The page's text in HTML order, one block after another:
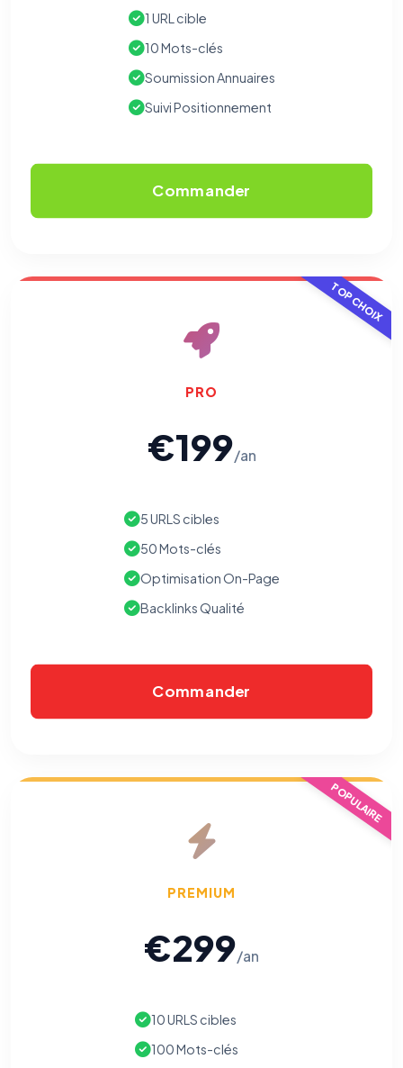
1 URL cible
10 Mots-clés
Soumission Annuaires
Suivi Positionnement
Commander
TOP CHOIX
PRO
€199/an
5 URLS cibles
50 Mots-clés
Optimisation On-Page
Backlinks Qualité
Commander
POPULAIRE
PREMIUM
€299/an
10 URLS cibles
100 Mots-clés